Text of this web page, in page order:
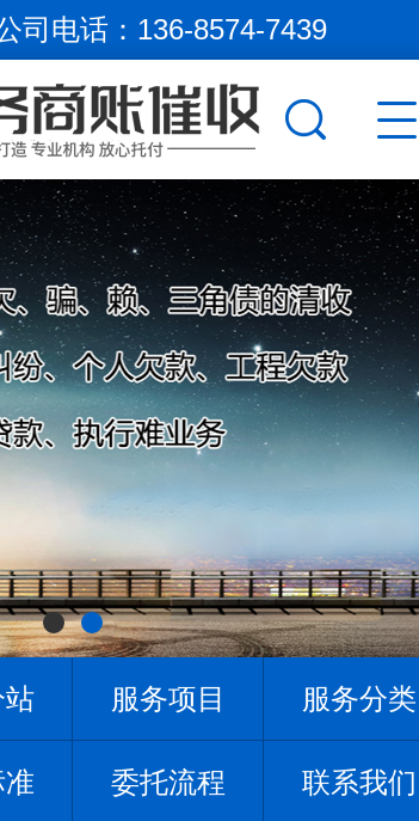
司电话： 136-8574-7439
服务项目 服务分类
委托流程 联系我们